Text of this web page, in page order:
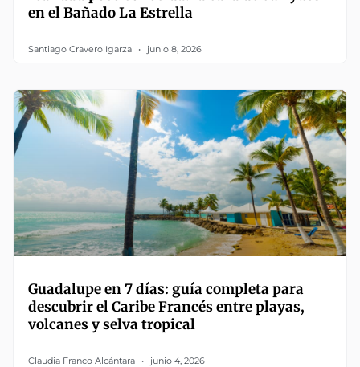
en el Bañado La Estrella
Santiago Cravero Igarza junio 8, 2026
Guadalupe en 7 días: guía completa para
descubrir el Caribe Francés entre playas,
volcanes y selva tropical
Claudia Franco Alcántara junio 4, 2026